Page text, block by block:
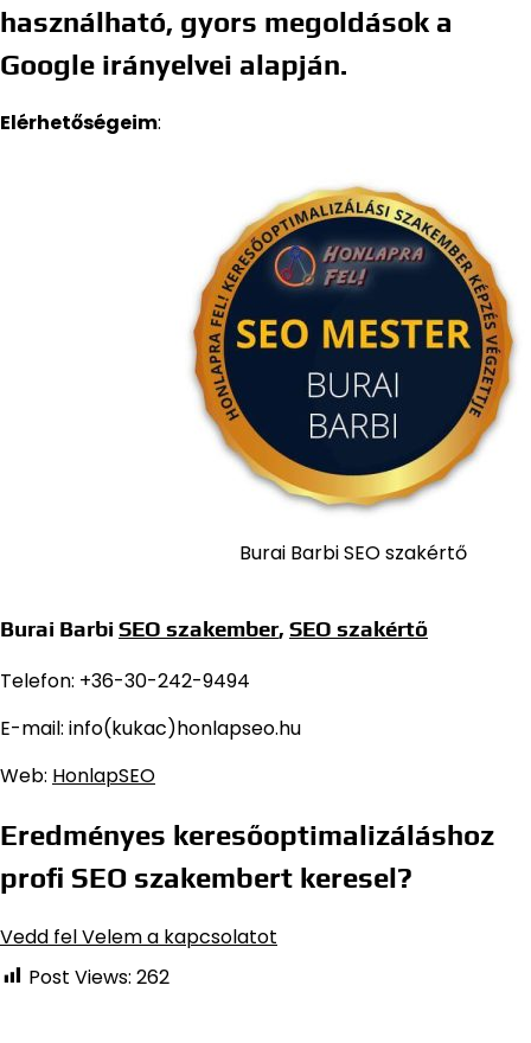
használható, gyors megoldások a
Google irányelvei alapján.
Elérhetőségeim:
Burai Barbi SEO szakértő
Burai Barbi SEO szakember, SEO szakértő
Telefon: +36-30-242-9494
E-mail: info(kukac)honlapseo.hu
Web: HonlapSEO
Eredményes keresőoptimalizáláshoz
profi SEO szakembert keresel?
Vedd fel Velem a kapcsolatot
Post Views: 262